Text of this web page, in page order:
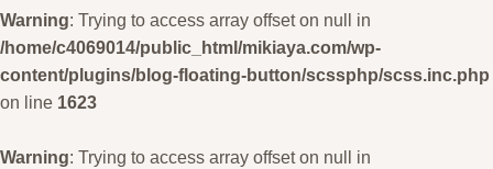
Warning: Trying to access array offset on null in
/home/c4069014/public_html/mikiaya.com/wp-
content/plugins/blog-floating-button/scssphp/scss.inc.php
on line 1623
Warning: Trying to access array offset on null in